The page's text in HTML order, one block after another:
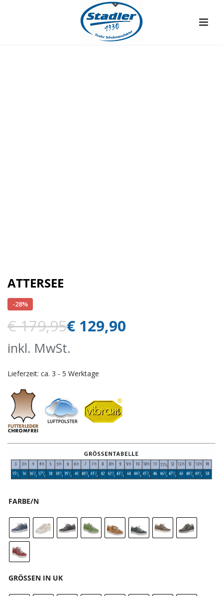
ATTERSEE
-28%
€179,95€ 129,90
inkl. MwSt.
Lieferzeit: ca. 3 - 5 Werktage
FARBE/N
GRÖSSEN IN UK